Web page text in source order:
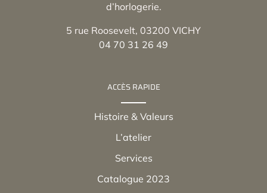
d’horlogerie.
5 rue Roosevelt, 03200 VICHY
04 70 31 26 49
ACCÈS RAPIDE
Histoire & Valeurs
L’atelier
Services
Catalogue 2023